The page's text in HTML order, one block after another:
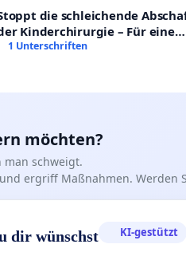
die schleichende
Kinderchirurgie – Für eine
sichere Versorgung aller Kinder
1 Unterschriften
möchten?
man schweigt.
ergriff Maßnahmen. Werden
dir wünschst KI-gestützt